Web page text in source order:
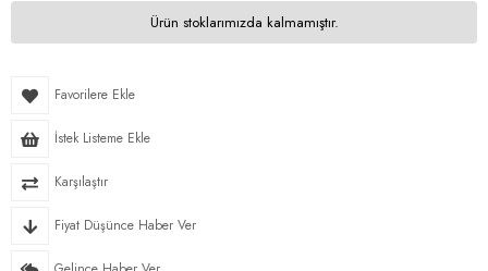
Ürün stoklarımızda kalmamıştır.
Favorilere Ekle
İstek Listeme Ekle
Karşılaştır
Fiyat Düşünce Haber Ver